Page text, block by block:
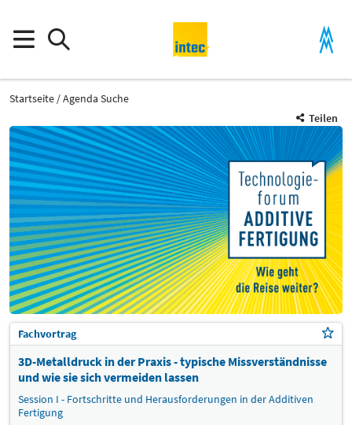
Startseite
Agenda Suche
Teilen
Fachvortrag
3D-Metalldruck in der Praxis - typische Missverständnisse
und wie sie sich vermeiden lassen
Session I - Fortschritte und Herausforderungen in der Additiven
Fertigung